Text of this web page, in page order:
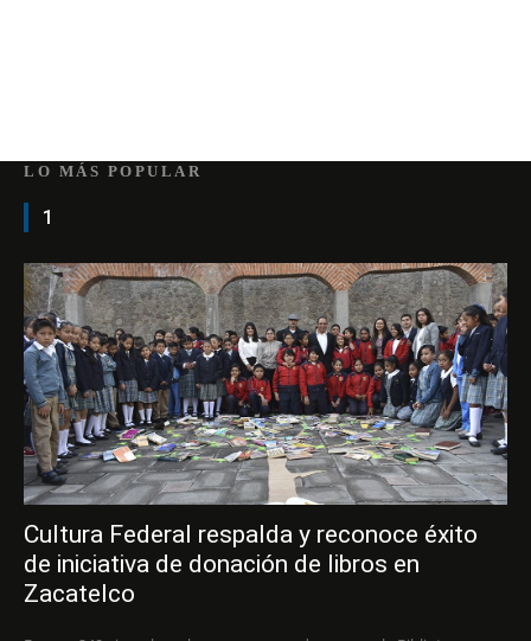
LO MÁS POPULAR
1
Cultura Federal respalda y reconoce éxito
de iniciativa de donación de libros en
Zacatelco